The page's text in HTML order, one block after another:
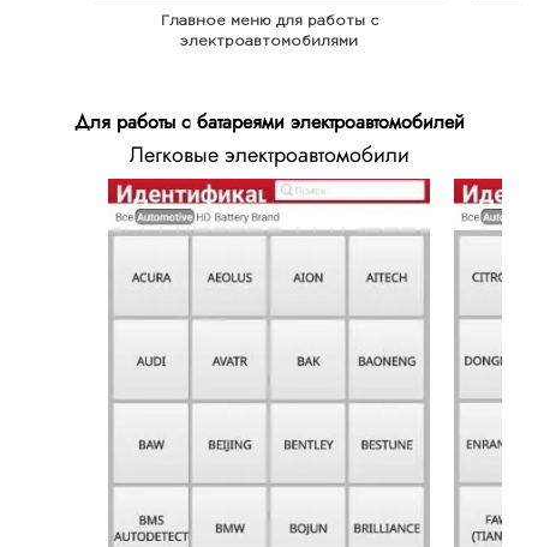
Главное меню для работы с
электроавтомобилями
Для работы с батареями электроавтомобилей
Легковые электроавтомобили